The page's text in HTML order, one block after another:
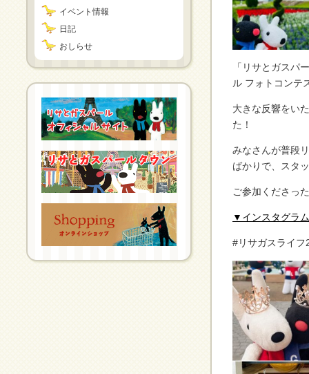
イベント情報
日記
おしらせ
「リサとガスパ
ル フォトコンテ
大きな反響をい
た！
みなさんが普段
ばかりで、スタ
ご参加くださっ
▼インスタグラ
#リサガスライフ